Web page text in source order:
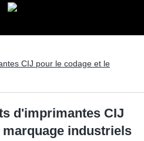
CIJ pour le codage et le
d'imprimantes CIJ
industriels